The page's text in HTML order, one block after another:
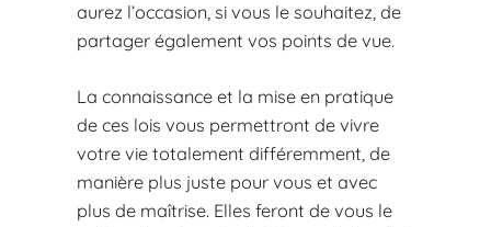
aurez l’occasion, si vous le souhaitez, de
partager également vos points de vue.
La connaissance et la mise en pratique
de ces lois vous permettront de vivre
votre vie totalement différemment, de
manière plus juste pour vous et avec
plus de maîtrise. Elles feront de vous le